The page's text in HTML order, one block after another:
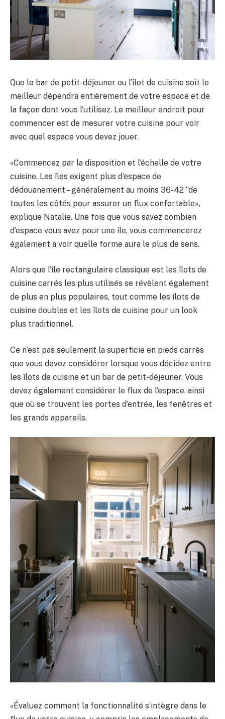
Que le bar de petit-déjeuner ou l’îlot de cuisine soit le
meilleur dépendra entièrement de votre espace et de
la façon dont vous l’utilisez. Le meilleur endroit pour
commencer est de mesurer votre cuisine pour voir
avec quel espace vous devez jouer.
«Commencez par la disposition et l’échelle de votre
cuisine. Les îles exigent plus d’espace de
dédouanement – généralement au moins 36-42 ”de
toutes les côtés pour assurer un flux confortable»,
explique Natalie. Une fois que vous savez combien
d’espace vous avez pour une île, vous commencerez
également à voir quelle forme aura le plus de sens.
Alors que l’île rectangulaire classique est les îlots de
cuisine carrés les plus utilisés se révèlent également
de plus en plus populaires, tout comme les îlots de
cuisine doubles et les îlots de cuisine pour un look
plus traditionnel.
Ce n’est pas seulement la superficie en pieds carrés
que vous devez considérer lorsque vous décidez entre
les îlots de cuisine et un bar de petit-déjeuner. Vous
devez également considérer le flux de l’espace, ainsi
que où se trouvent les portes d’entrée, les fenêtres et
les grands appareils.
«Évaluez comment la fonctionnalité s’intègre dans le